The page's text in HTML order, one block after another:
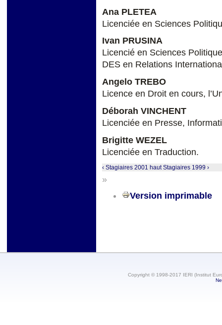
Ana PLETEA
Licenciée en Sciences
Ivan PRUSINA
Licencié en Sciences
DES en Relations
Angelo TREBO
Licence en Droit en cours,
Déborah VINCHENT
Licenciée en Presse,
Brigitte WEZEL
Licenciée en Traduction.
‹ Stagiaires 2001 haut Stagiaires 1999 ›
»
Version imprimable
Copyright © 1998-2017 IERI (Institut